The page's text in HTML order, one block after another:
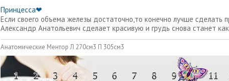
Принцесса❤
Если своего объема железы достаточно,то конечно лучше сделать
Александр Анатольевич сделает красивую и грудь снова станет
Анатомические Ментор Л 270см3 П 305см3